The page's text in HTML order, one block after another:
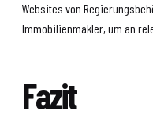
Websites von
Immobilienmakler, um an
Fazit